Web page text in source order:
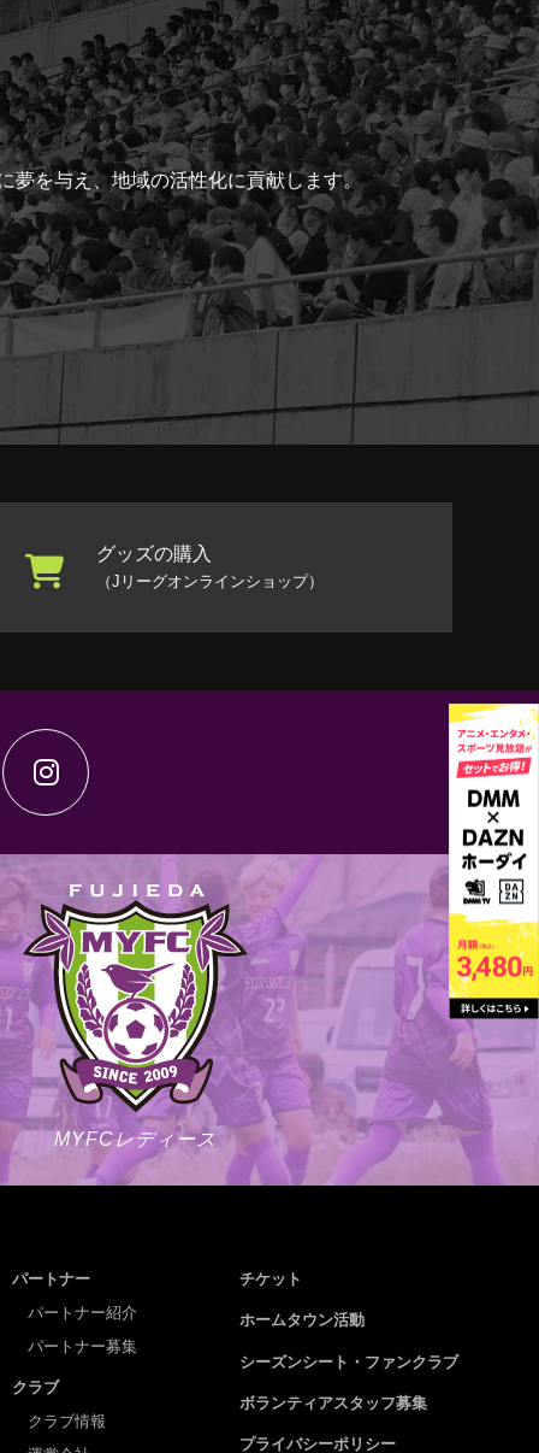
夢を与え、地域の活性化に貢献します。
グッズの購入
（Jリーグオンラインショップ）
MYFCレディース
パートナー
パートナー紹介
パートナー募集
クラブ
クラブ情報
チケット
ホームタウン活動
シーズンシート・ファンクラブ
ボランティアスタッフ募集
プライバシーポリシー